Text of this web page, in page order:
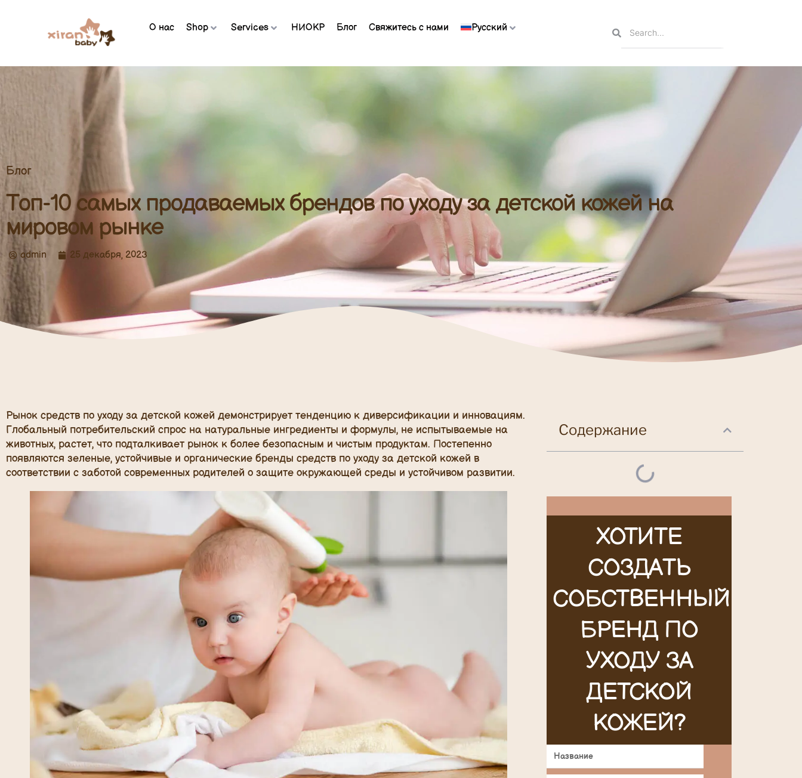
О нас Shop Services НИОКР Блог Свяжитесь с нами Русский
Блог
Топ-10 самых продаваемых брендов по уходу за детской кожей на
мировом рынке
admin 25 декабря, 2023
Рынок средств по уходу за детской кожей демонстрирует тенденцию к диверсификации и инновациям.
Глобальный потребительский спрос на натуральные ингредиенты и формулы, не испытываемые на
животных, растет, что подталкивает рынок к более безопасным и чистым продуктам. Постепенно
появляются зеленые, устойчивые и органические бренды средств по уходу за детской кожей в
соответствии с заботой современных родителей о защите окружающей среды и устойчивом развитии.
Содержание
ХОТИТЕ
СОЗДАТЬ
СОБСТВЕННЫЙ
БРЕНД ПО
УХОДУ ЗА
ДЕТСКОЙ
КОЖЕЙ?